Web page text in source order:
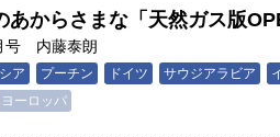
あからさまな「天然ガス版
号
内藤泰朗
ア プーチン ドイツ サウジアラビア
ヨーロッパ
手にするか 核融
・普及後の「世
学大学院新領域
アアー